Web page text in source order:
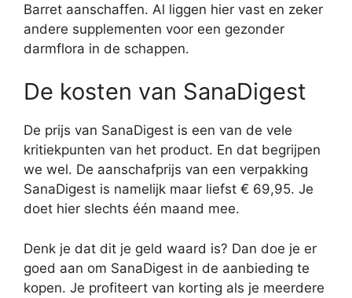
Barret aanschaffen. Al liggen hier vast en zeker
andere supplementen voor een gezonder
darmflora in de schappen.
De kosten van SanaDigest
De prijs van SanaDigest is een van de vele
kritiekpunten van het product. En dat begrijpen
we wel. De aanschafprijs van een verpakking
SanaDigest is namelijk maar liefst € 69,95. Je
doet hier slechts één maand mee.
Denk je dat dit je geld waard is? Dan doe je er
goed aan om SanaDigest in de aanbieding te
kopen. Je profiteert van korting als je meerdere